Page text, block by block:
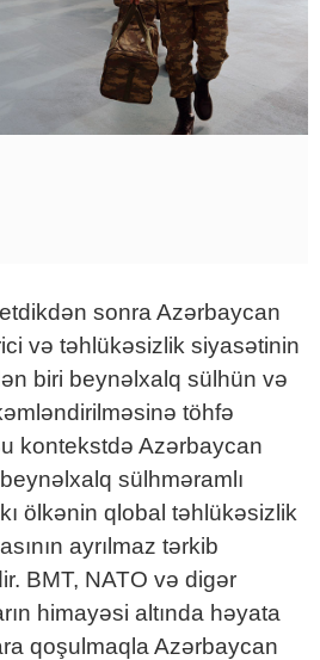
sonra Azərbaycan
və təhlükəsizlik siyasətinin
biri beynəlxalq sülhün və
töhfə
kontekstdə Azərbaycan
sülhməramlı
ölkənin qlobal təhlükəsizlik
ayrılmaz tərkib
BMT, NATO və digər
himayəsi altında həyata
qoşulmaqla Azərbaycan